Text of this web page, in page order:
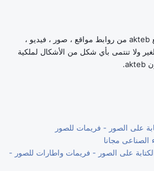
كل المعلومات المقدمة في موقع akteb من روابط مواقع ، صور ، فيديو ،
ولا تنتمى بأي شكل من الأشكال لملكية
على الصور - فريمات للصور
الصناعى مجانا
على الصور - فريمات واطارات للصور -